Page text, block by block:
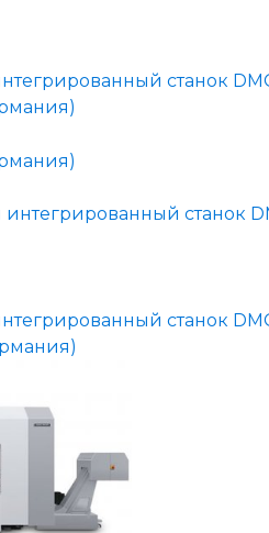
станок
станок